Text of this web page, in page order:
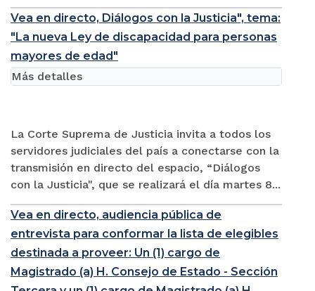
Vea en directo, Diálogos con la Justicia", tema:
"La nueva Ley de discapacidad para personas
mayores de edad"
La Corte Suprema de Justicia invita a todos los
servidores judiciales del país a conectarse con la
transmisión en directo del espacio, “Diálogos
con la Justicia", que se realizará el día martes 8...
Más detalles
Vea en directo, audiencia pública de
entrevista para conformar la lista de elegibles
destinada a proveer: Un (1) cargo de
Magistrado (a) H. Consejo de Estado - Sección